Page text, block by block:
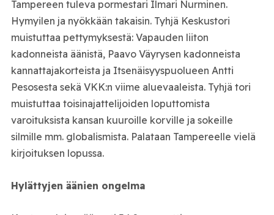
Tampereen tuleva pormestari Ilmari Nurminen.
Hymyilen ja nyökkään takaisin. Tyhjä Keskustori
muistuttaa pettymyksestä: Vapauden liiton
kadonneista äänistä, Paavo Väyrysen kadonneista
kannattajakorteista ja Itsenäisyyspuolueen Antti
Pesosesta sekä VKK:n viime aluevaaleista. Tyhjä tori
muistuttaa toisinajattelijoiden loputtomista
varoituksista kansan kuuroille korville ja sokeille
silmille mm. globalismista. Palataan Tampereelle vielä
kirjoituksen lopussa.
Hylättyjen äänien ongelma